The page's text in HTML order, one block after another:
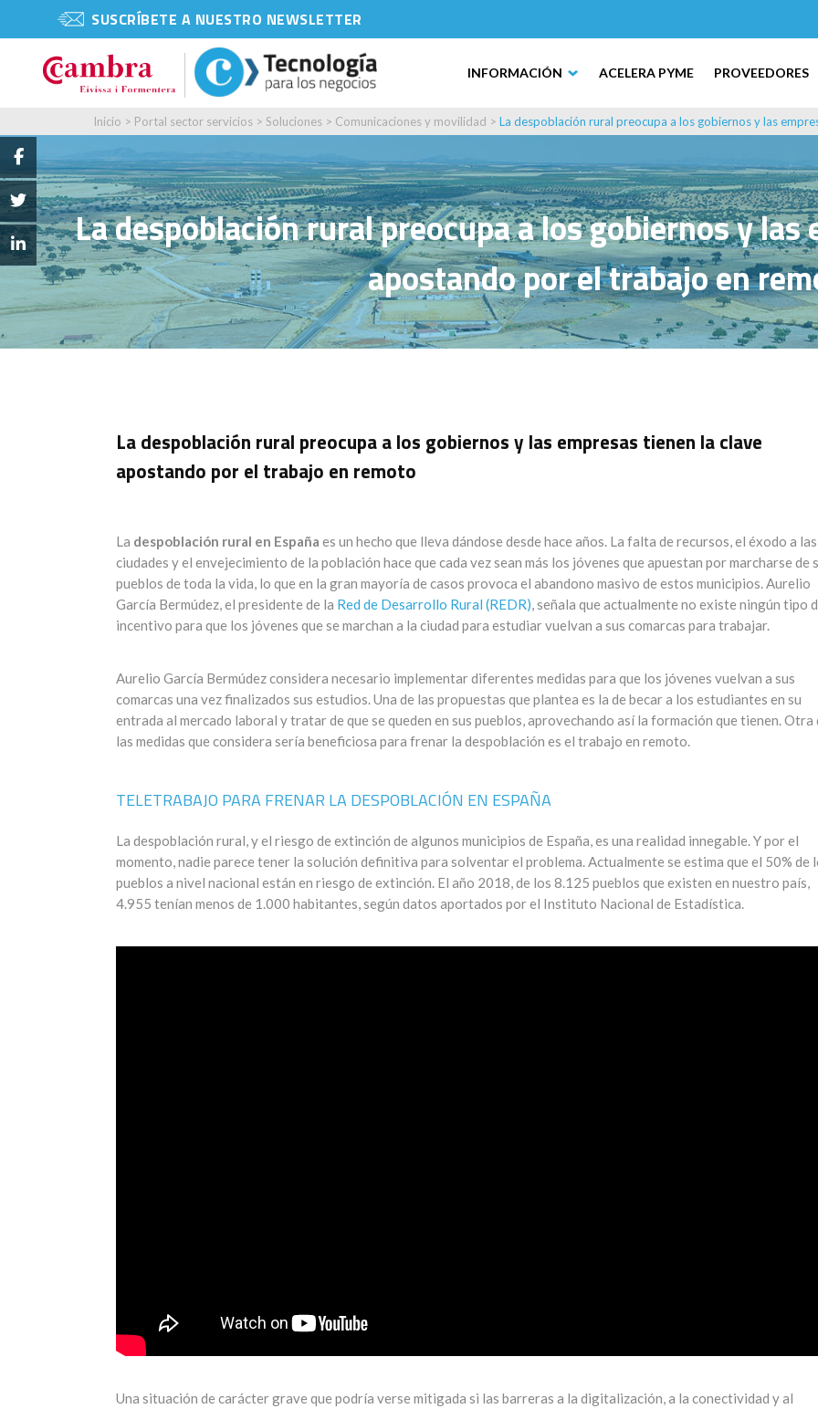
SUSCRÍBETE A NUESTRO NEWSLETTER
INFORMACIÓN ACELERA PYME PROVEEDORES
Inicio > Portal sector servicios > Soluciones > Comunicaciones y movilidad > La despoblación rural preocupa a los gobiernos y las
La despoblación rural preocupa a los gobiernos y
apostando por el trabajo en
La despoblación rural preocupa a los gobiernos y las empresas tienen la clave
apostando por el trabajo en remoto
La despoblación rural en España es un hecho que lleva dándose desde hace años. La falta de recursos, el éxodo a las
ciudades y el envejecimiento de la población hace que cada vez sean más los jóvenes que apuestan por marcharse de
pueblos de toda la vida, lo que en la gran mayoría de casos provoca el abandono masivo de estos municipios. Aurelio
García Bermúdez, el presidente de la Red de Desarrollo Rural (REDR), señala que actualmente no existe ningún tipo
incentivo para que los jóvenes que se marchan a la ciudad para estudiar vuelvan a sus comarcas para trabajar.
Aurelio García Bermúdez considera necesario implementar diferentes medidas para que los jóvenes vuelvan a sus
comarcas una vez finalizados sus estudios. Una de las propuestas que plantea es la de becar a los estudiantes en su
entrada al mercado laboral y tratar de que se queden en sus pueblos, aprovechando así la formación que tienen. Otra
las medidas que considera sería beneficiosa para frenar la despoblación es el trabajo en remoto.
TELETRABAJO PARA FRENAR LA DESPOBLACIÓN EN ESPAÑA
La despoblación rural, y el riesgo de extinción de algunos municipios de España, es una realidad innegable. Y por el
momento, nadie parece tener la solución definitiva para solventar el problema. Actualmente se estima que el 50% de
pueblos a nivel nacional están en riesgo de extinción. El año 2018, de los 8.125 pueblos que existen en nuestro país,
4.955 tenían menos de 1.000 habitantes, según datos aportados por el Instituto Nacional de Estadística.
Una situación de carácter grave que podría verse mitigada si las barreras a la digitalización, a la conectividad y al